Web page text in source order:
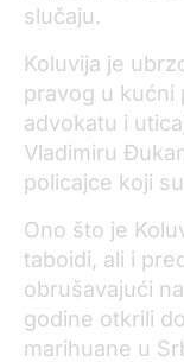
slučaju.
Koluvija je
pravog u kućni
advokatu i
Vladimiru
policajce koji
Ono što je
taboidi, ali i
obrušavajući
godine otkrili
marihuane u